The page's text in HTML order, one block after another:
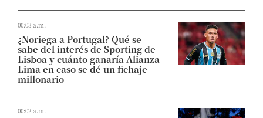
00:03 a.m.
¿Noriega a Portugal? Qué se
sabe del interés de Sporting de
Lisboa y cuánto ganaría Alianza
Lima en caso se dé un fichaje
millonario
00:02 a.m.